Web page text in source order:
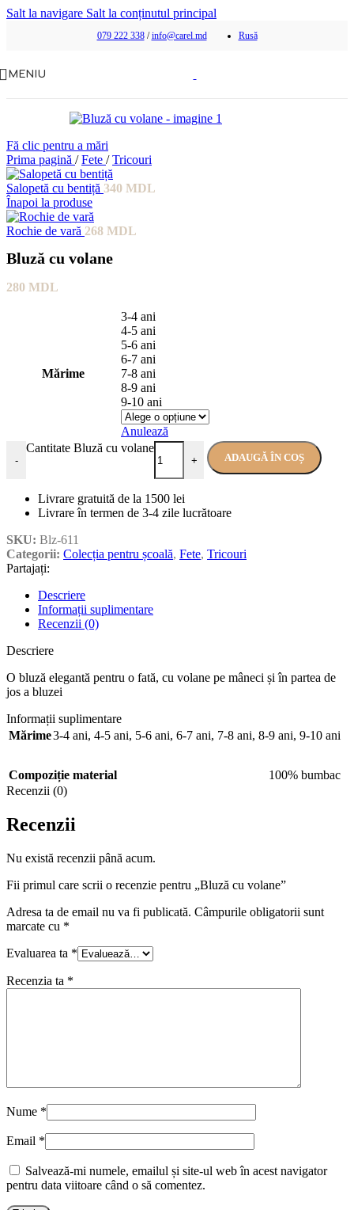
Salt la navigare Salt la conținutul principal
079 222 338/info@carel.md Rusă
MENIU
Fă clic pentru a mări
Prima pagină / Fete / Tricouri
Salopetă cu bentiță 340 MDL
Înapoi la produse
Rochie de vară 268 MDL
Bluză cu volane
280 MDL
Mărime
3-4 ani
4-5 ani
5-6 ani
6-7 ani
7-8 ani
8-9 ani
9-10 ani
Anulează
-
Cantitate Bluză cu volane
+ ADAUGĂ ÎN COȘ
Livrare gratuită de la 1500 lei
Livrare în termen de 3-4 zile lucrătoare
SKU: Blz-611
Categorii: Colecția pentru școală, Fete, Tricouri
Partajați:
Descriere
Informații suplimentare
Recenzii (0)
Descriere
O bluză elegantă pentru o fată, cu volane pe mâneci și în partea de
jos a bluzei
Informații suplimentare
Mărime3-4 ani, 4-5 ani, 5-6 ani, 6-7 ani, 7-8 ani, 8-9 ani, 9-10 ani
Compoziție material
100% bumbac
Recenzii (0)
Recenzii
Nu există recenzii până acum.
Fii primul care scrii o recenzie pentru „Bluză cu volane”
Adresa ta de email nu va fi publicată. Câmpurile obligatorii sunt
marcate cu *
Evaluarea ta *
Recenzia ta *
Nume *
Email *
Salvează-mi numele, emailul și site-ul web în acest navigator
pentru data viitoare când o să comentez.